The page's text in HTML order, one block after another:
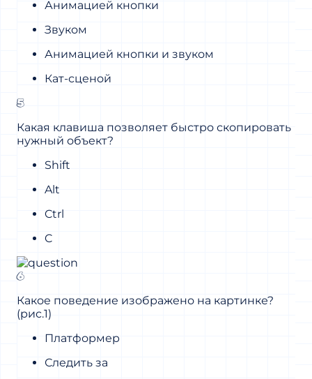
Анимацией кнопки
Звуком
Анимацией кнопки и звуком
Кат-сценой
5
Какая клавиша позволяет быстро скопировать
нужный объект?
Shift
Alt
Ctrl
C
6
Какое поведение изображено на картинке?
(рис.1)
Платформер
Следить за